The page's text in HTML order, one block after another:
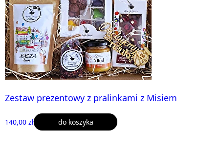
Zestaw prezentowy z pralinkami z Misiem
140,00 zł do koszyka